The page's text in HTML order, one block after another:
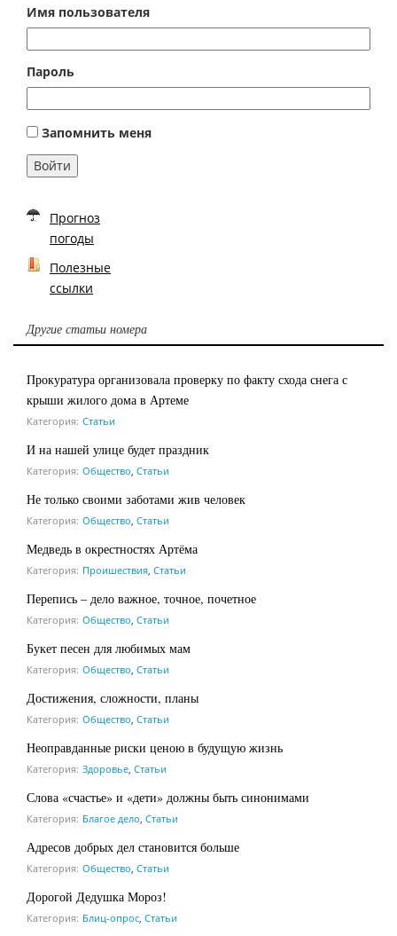
Имя пользователя
Пароль
Запомнить меня
Войти
Прогноз
погоды
Полезные
ссылки
Другие статьи номера
Прокуратура организовала проверку по факту схода снега с
крыши жилого дома в Артеме
Категория: Статьи
И на нашей улице будет праздник
Категория: Общество Статьи
Не только своими заботами жив человек
Категория: Общество Статьи
Медведь в окрестностях Артёма
Категория: Проишествия Статьи
Перепись – дело важное, точное, почетное
Категория: Общество Статьи
Букет песен для любимых мам
Категория: Общество Статьи
Достижения, сложности, планы
Категория: Общество Статьи
Неоправданные риски ценою в будущую жизнь
Категория: Здоровье Статьи
Слова «счастье» и «дети» должны быть синонимами
Категория: Благое дело Статьи
Адресов добрых дел становится больше
Категория: Общество Статьи
Дорогой Дедушка Мороз!
Категория: Блиц-опрос Статьи